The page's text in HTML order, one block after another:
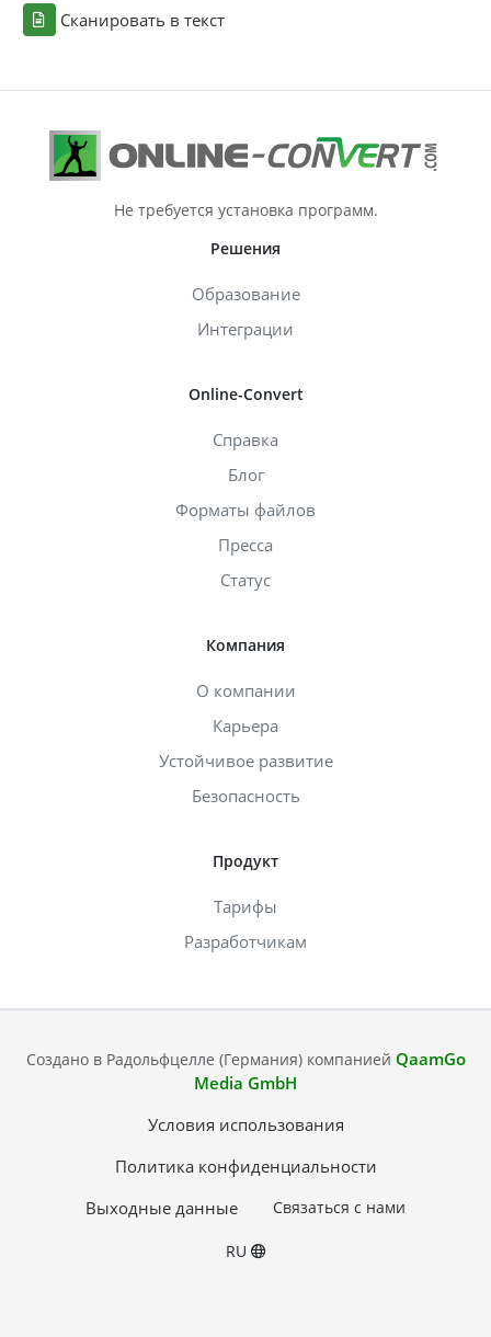
Сканировать в текст
Не требуется установка программ.
Решения
Образование
Интеграции
Online-Convert
Справка
Блог
Форматы файлов
Пресса
Статус
Компания
О компании
Карьера
Устойчивое развитие
Безопасность
Продукт
Тарифы
Разработчикам
Создано в Радольфцелле (Германия) компанией QaamGo
Media GmbH
Условия использования
Политика конфиденциальности
Выходные данные
Связаться с нами
RU